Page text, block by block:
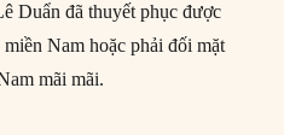
Duẩn đã thuyết phục được
Nam hoặc phải đối mặt
mãi mãi.